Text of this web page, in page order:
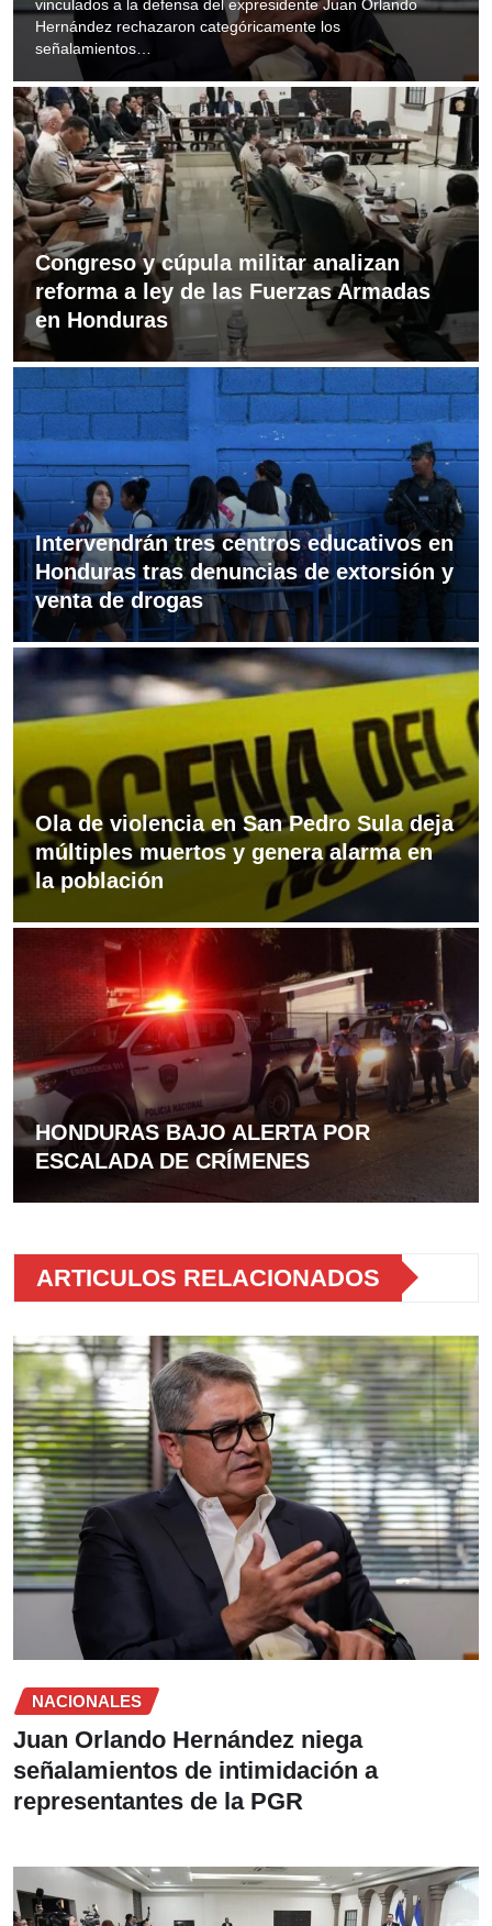
vinculados a la defensa del expresidente Juan Orlando
Hernández rechazaron categóricamente los
señalamientos…
Congreso y cúpula militar analizan
reforma a ley de las Fuerzas Armadas
en Honduras
Intervendrán tres centros educativos en
Honduras tras denuncias de extorsión y
venta de drogas
Ola de violencia en San Pedro Sula deja
múltiples muertos y genera alarma en
la población
HONDURAS BAJO ALERTA POR
ESCALADA DE CRÍMENES
ARTICULOS RELACIONADOS
NACIONALES
Juan Orlando Hernández niega
señalamientos de intimidación a
representantes de la PGR